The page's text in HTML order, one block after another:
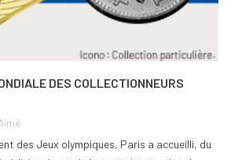
DES COLLECTIONNEURS
des Jeux olympiques, Paris a accueilli, du